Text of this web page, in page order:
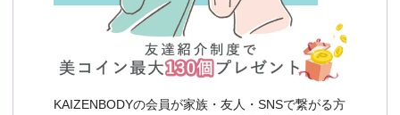
KAIZENBODYの会員が家族・友人・SNSで繋がる方